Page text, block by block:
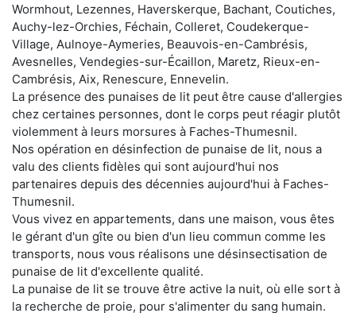
Wormhout, Lezennes, Haverskerque, Bachant, Coutiches,
Auchy-lez-Orchies, Féchain, Colleret, Coudekerque-
Village, Aulnoye-Aymeries, Beauvois-en-Cambrésis,
Avesnelles, Vendegies-sur-Écaillon, Maretz, Rieux-en-
Cambrésis, Aix, Renescure, Ennevelin.
La présence des punaises de lit peut être cause d'allergies
chez certaines personnes, dont le corps peut réagir plutôt
violemment à leurs morsures à Faches-Thumesnil.
Nos opération en désinfection de punaise de lit, nous a
valu des clients fidèles qui sont aujourd'hui nos
partenaires depuis des décennies aujourd'hui à Faches-
Thumesnil.
Vous vivez en appartements, dans une maison, vous êtes
le gérant d'un gîte ou bien d'un lieu commun comme les
transports, nous vous réalisons une désinsectisation de
punaise de lit d'excellente qualité.
La punaise de lit se trouve être active la nuit, où elle sort à
la recherche de proie, pour s'alimenter du sang humain.